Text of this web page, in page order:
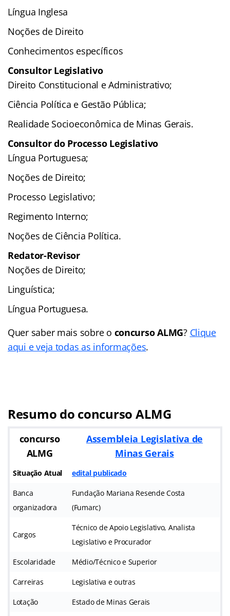
Língua Inglesa
Noções de Direito
Conhecimentos específicos
Consultor Legislativo
Direito Constitucional e Administrativo;
Ciência Política e Gestão Pública;
Realidade Socioeconômica de Minas Gerais.
Consultor do Processo Legislativo
Língua Portuguesa;
Noções de Direito;
Processo Legislativo;
Regimento Interno;
Noções de Ciência Política.
Redator-Revisor
Noções de Direito;
Linguística;
Língua Portuguesa.
Quer saber mais sobre o concurso ALMG? Clique
aqui e veja todas as informações.
Resumo do concurso ALMG
concurso
ALMG
Assembleia Legislativa de
Minas Gerais
Situação Atual edital publicado
Banca
organizadora
Fundação Mariana Resende Costa
(Fumarc)
Cargos
Técnico de Apoio Legislativo, Analista
Legislativo e Procurador
Escolaridade Médio/Técnico e Superior
Carreiras Legislativa e outras
Lotação Estado de Minas Gerais